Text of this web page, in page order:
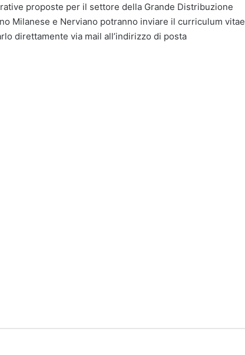
proposte per il settore della Grande Distribuzione
Milanese e Nerviano potranno inviare il curriculum vitae
direttamente via mail all’indirizzo di posta